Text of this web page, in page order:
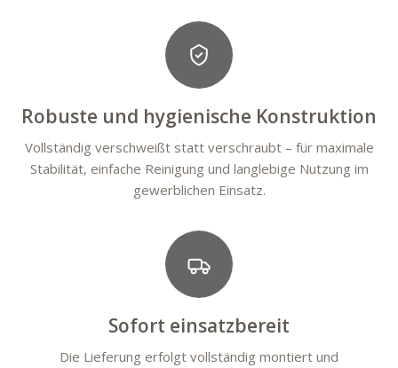
Robuste und hygienische Konstruktion
Vollständig verschweißt statt verschraubt – für maximale
Stabilität, einfache Reinigung und langlebige Nutzung im
gewerblichen Einsatz.
Sofort einsatzbereit
Die Lieferung erfolgt vollständig montiert und